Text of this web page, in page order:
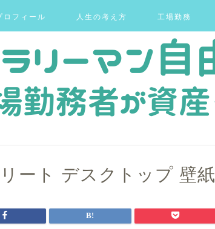
ロフィール 人生の考え方 工場勤務
ート デスクトップ 壁紙